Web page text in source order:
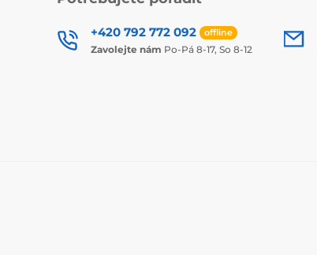
+420 792 772 092 offline
Zavolejte nám Po-Pá 8-17, So 8-12